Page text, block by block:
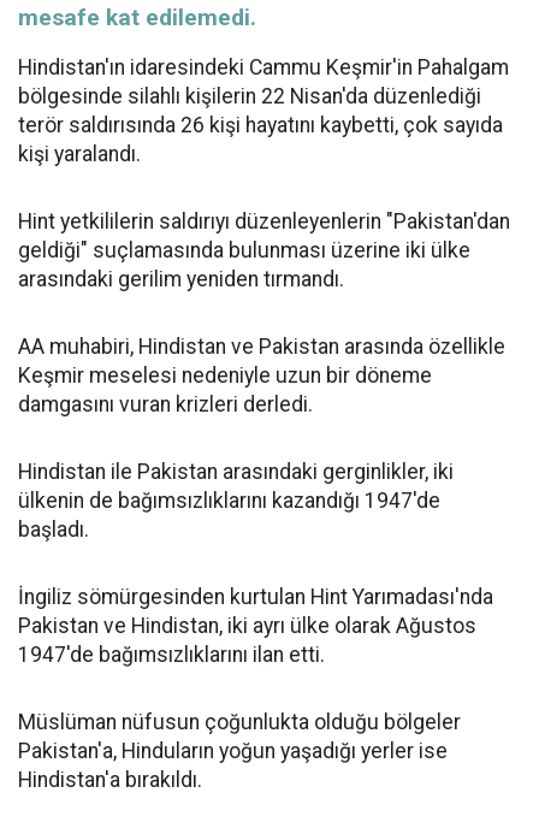
mesafe kat edilemedi.
Hindistan'ın idaresindeki Cammu Keşmir'in Pahalgam
bölgesinde silahlı kişilerin 22 Nisan'da düzenlediği
terör saldırısında 26 kişi hayatını kaybetti, çok sayıda
kişi yaralandı.
Hint yetkililerin saldırıyı düzenleyenlerin "Pakistan'dan
geldiği" suçlamasında bulunması üzerine iki ülke
arasındaki gerilim yeniden tırmandı.
AA muhabiri, Hindistan ve Pakistan arasında özellikle
Keşmir meselesi nedeniyle uzun bir döneme
damgasını vuran krizleri derledi.
Hindistan ile Pakistan arasındaki gerginlikler, iki
ülkenin de bağımsızlıklarını kazandığı 1947'de
başladı.
İngiliz sömürgesinden kurtulan Hint Yarımadası'nda
Pakistan ve Hindistan, iki ayrı ülke olarak Ağustos
1947'de bağımsızlıklarını ilan etti.
Müslüman nüfusun çoğunlukta olduğu bölgeler
Pakistan'a, Hinduların yoğun yaşadığı yerler ise
Hindistan'a bırakıldı.